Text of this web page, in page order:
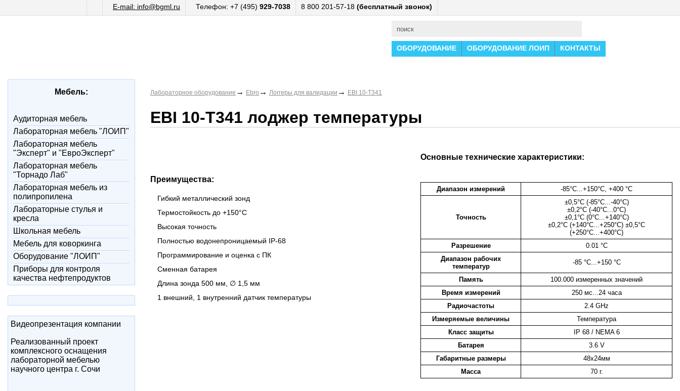
E-mail: info@bgml.ru Телефон: +7 (495) 929-7038 8 800 201-57-18 (бесплатный звонок)
ОБОРУДОВАНИЕ ОБОРУДОВАНИЕ ЛОИП КОНТАКТЫ
Мебель:
Аудиторная мебель
Лабораторная мебель "ЛОИП"
Лабораторная мебель
"Эксперт" и "ЕвроЭксперт"
Лабораторная мебель
"Торнадо Лаб"
Лабораторная мебель из
полипропилена
Лабораторные стулья и
кресла
Школьная мебель
Мебель для коворкинга
Оборудование "ЛОИП"
Приборы для контроля
качества нефтепродуктов
Видеопрезентация компании
Реализованный проект
комплексного оснащения
лабораторной мебелью
научного центра г. Сочи
Лабораторное оборудование → Ebro → Логгеры для валидации → EBI 10-T341
EBI 10-T341 лоджер температуры
Преимущества:
Гибкий металлический зонд
Термостойкость до +150°С
Высокая точность
Полностью водонепроницаемый IP-68
Программирование и оценка с ПК
Сменная батарея
Длина зонда 500 мм, ∅ 1,5 мм
1 внешний, 1 внутренний датчик температуры
Основные технические характеристики:
Диапазон измерений -85°C...+150°C, +400 °C
Точность
±0,5°C (-85°C...-40°C)
±0,2°C (-40°C...0°C)
±0,1°C (0°C...+140°C)
±0,2°C (+140°C...+250°C) ±0,5°C
(+250°C...+400°C)
Разрешение
0.01 °C
Диапазон рабочих
температур
-85 °C...+150 °C
Память
100.000 измеренных значений
Время измерений
250 мс...24 часа
Радиочастоты
2.4 GHz
Измеряемые величины
Температура
Класс защиты
IP 68 / NEMA 6
Батарея
3.6 V
Габаритные размеры
48х24мм
Масса
70 г.